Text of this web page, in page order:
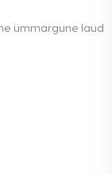
ümmargune laud